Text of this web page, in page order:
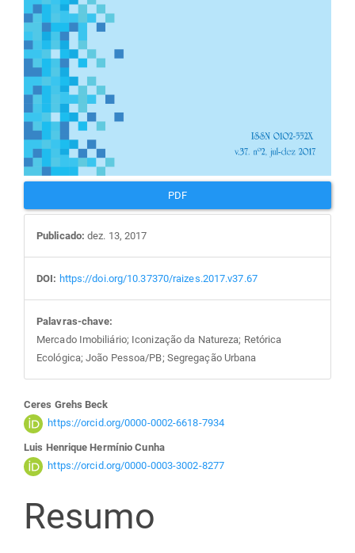
PDF
Publicado: dez. 13, 2017
DOI: https://doi.org/10.37370/raizes.2017.v37.67
Palavras-chave:
Mercado Imobiliário; Iconização da Natureza; Retórica
Ecológica; João Pessoa/PB; Segregação Urbana
Conteúdo
do
artigo
principal
Ceres Grehs Beck
https://orcid.org/0000-0002-6618-7934
Luis Henrique Hermínio Cunha
https://orcid.org/0000-0003-3002-8277
Resumo